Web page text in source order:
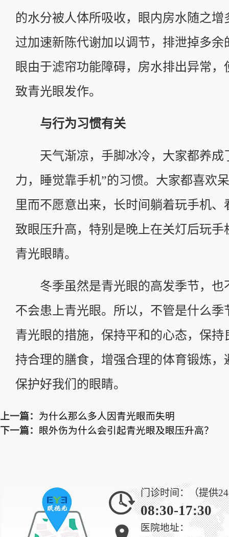
的水分被人体所吸收，眼内房水随之增
过加速新陈代谢加以调节，排泄掉多余
眼由于滤帘功能障碍，房水排出异常，
致青光眼发作。
与行为习惯有关
天气渐凉，手脚冰冷，大家都养成
力，睡觉靠手机”的习惯。大家都喜欢
里而不愿意出来，长时间躺着玩手机、
致眼压升高，特别是晚上在关灯后玩手
青光眼睛。
冬季虽然是青光眼的高发季节，也
不会患上青光眼。所以，不管是什么季
青光眼的措施，保持平和的心态，保持
持合理的膳食，增强合理的体育锻炼，
保护好我们的眼睛。
上一篇： 为什么那么多人因青光眼而失明
下一篇： 眼外伤为什么会引起青光眼及眼压升高？
门诊时间：（提供
08:30-17:30
医院地址：